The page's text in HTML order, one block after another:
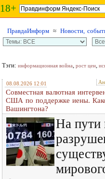
18+
ПравдаИнформ ≈ Новости,
Тэги: информационная война, рост цен,
08.08.2026 12:01
Совместная валютная
США по поддержке иены.
Вашингтона?
На пути